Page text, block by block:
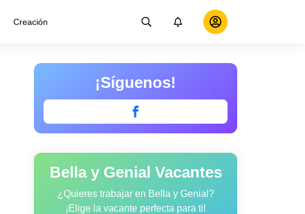
Creación
¡Síguenos!
Bella y Genial Vacantes
¿Quieres trabajar en Bella y Genial?
¡Elige la vacante perfecta para ti!